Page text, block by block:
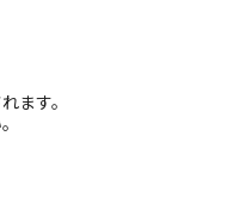
ます。